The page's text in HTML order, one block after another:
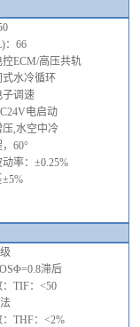
：66
控ECM/高压共轨
式水冷循环
子调速
电启动
压 ,水空中冷
，60°
动率：±0.25%
0.8滞后
：TIF：<50
：THF：<2%